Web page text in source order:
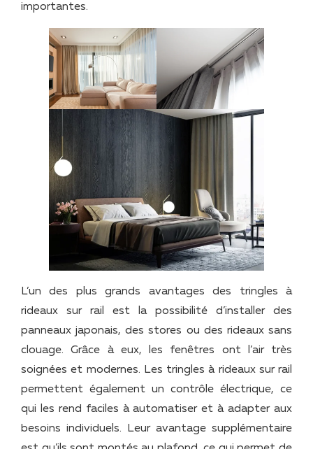
importantes.
L’un des plus grands avantages des tringles à
rideaux sur rail est la possibilité d’installer des
panneaux japonais, des stores ou des rideaux sans
clouage. Grâce à eux, les fenêtres ont l’air très
soignées et modernes. Les tringles à rideaux sur rail
permettent également un contrôle électrique, ce
qui les rend faciles à automatiser et à adapter aux
besoins individuels. Leur avantage supplémentaire